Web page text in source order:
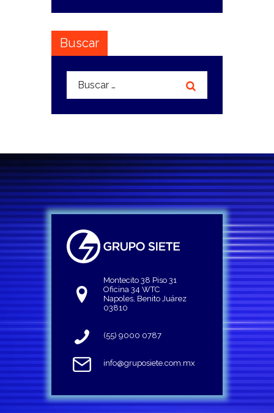
Buscar
Buscar:
Montecito 38 Piso 31
Oficina 34 WTC
Napoles, Benito Juárez
03810
(55) 9000 0787
info@gruposiete.com.mx